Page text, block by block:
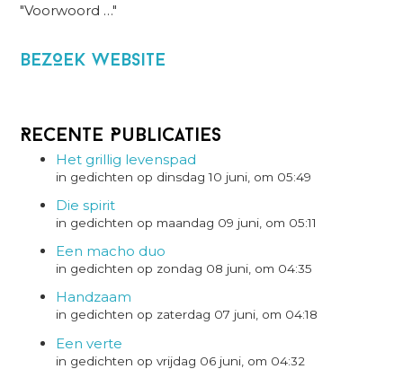
"Voorwoord …"
BezOek website
Recente Publicaties
Het grillig levenspad
in gedichten op dinsdag 10 juni, om 05:49
Die spirit
in gedichten op maandag 09 juni, om 05:11
Een macho duo
in gedichten op zondag 08 juni, om 04:35
Handzaam
in gedichten op zaterdag 07 juni, om 04:18
Een verte
in gedichten op vrijdag 06 juni, om 04:32